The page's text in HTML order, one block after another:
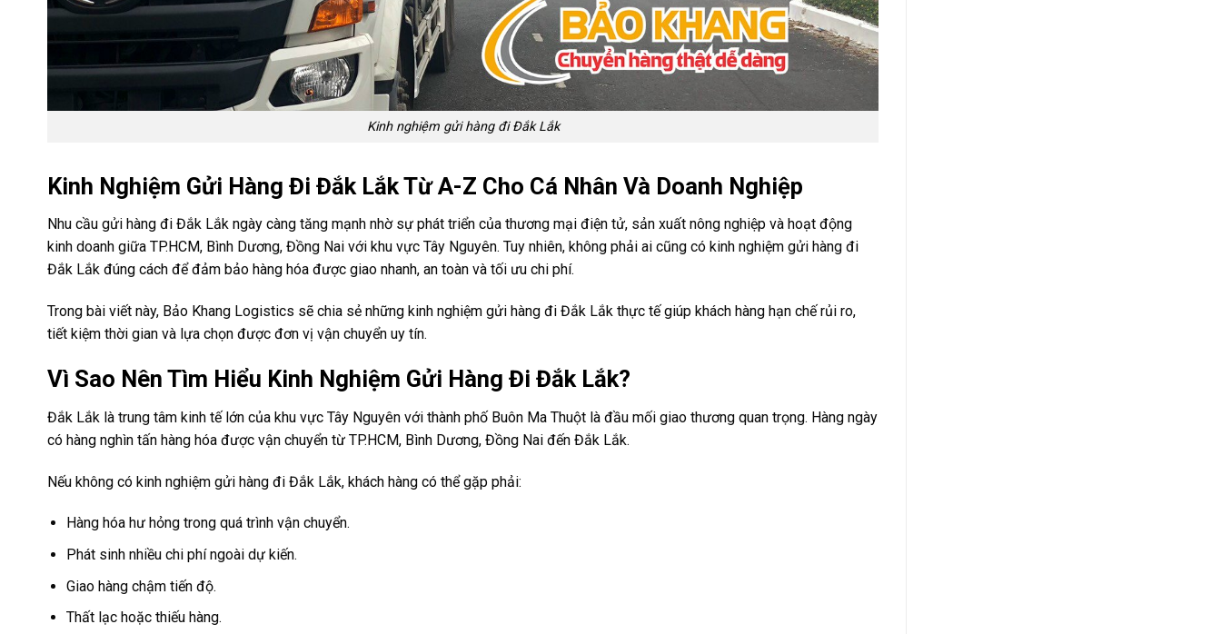
Kinh nghiệm gửi hàng đi Đắk Lắk
Kinh Nghiệm Gửi Hàng Đi Đắk Lắk Từ A-Z Cho Cá Nhân Và Doanh Nghiệp
Nhu cầu gửi hàng đi Đắk Lắk ngày càng tăng mạnh nhờ sự phát triển của thương mại điện tử, sản xuất nông nghiệp và hoạt động
kinh doanh giữa TP.HCM, Bình Dương, Đồng Nai với khu vực Tây Nguyên. Tuy nhiên, không phải ai cũng có kinh nghiệm gửi hàng đi
Đắk Lắk đúng cách để đảm bảo hàng hóa được giao nhanh, an toàn và tối ưu chi phí.
Trong bài viết này, Bảo Khang Logistics sẽ chia sẻ những kinh nghiệm gửi hàng đi Đắk Lắk thực tế giúp khách hàng hạn chế rủi ro,
tiết kiệm thời gian và lựa chọn được đơn vị vận chuyển uy tín.
Vì Sao Nên Tìm Hiểu Kinh Nghiệm Gửi Hàng Đi Đắk Lắk?
Đắk Lắk là trung tâm kinh tế lớn của khu vực Tây Nguyên với thành phố Buôn Ma Thuột là đầu mối giao thương quan trọng. Hàng ngày
có hàng nghìn tấn hàng hóa được vận chuyển từ TP.HCM, Bình Dương, Đồng Nai đến Đắk Lắk.
Nếu không có kinh nghiệm gửi hàng đi Đắk Lắk, khách hàng có thể gặp phải:
Hàng hóa hư hỏng trong quá trình vận chuyển.
Phát sinh nhiều chi phí ngoài dự kiến.
Giao hàng chậm tiến độ.
Thất lạc hoặc thiếu hàng.